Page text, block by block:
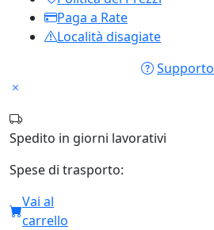
Paga a Rate
Località disagiate
Supporto
Spedito in giorni lavorativi
Spese di trasporto:
Vai al
carrello